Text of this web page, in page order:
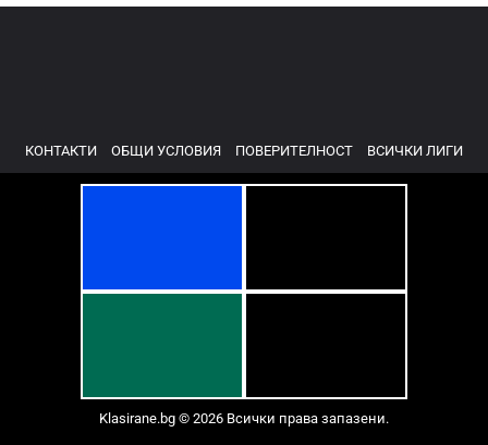
КОНТАКТИ ОБЩИ УСЛОВИЯ ПОВЕРИТЕЛНОСТ ВСИЧКИ ЛИГИ
Klasirane.bg © 2026 Всички права запазени.